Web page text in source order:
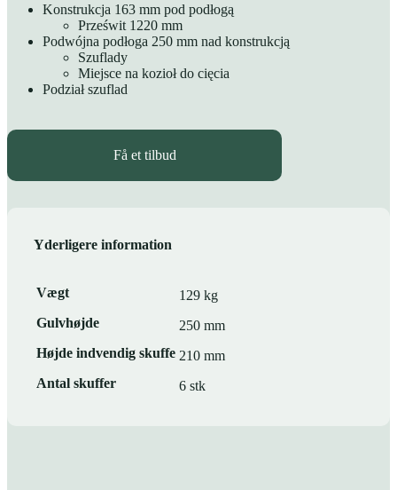
Konstrukcja 163 mm pod podłogą
Prześwit 1220 mm
Podwójna podłoga 250 mm nad konstrukcją
Szuflady
Miejsce na kozioł do cięcia
Podział szuflad
Få et tilbud
Yderligere information
Vægt
129 kg
Gulvhøjde
250 mm
Højde indvendig skuffe 210 mm
Antal skuffer
6 stk